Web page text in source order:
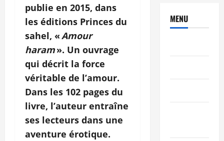
publie en 2015, dans
les éditions Princes du
sahel, «Amour
haram». Un ouvrage
qui décrit la force
véritable de l’amour.
Dans les 102 pages du
livre, l’auteur entraîne
ses lecteurs dans une
aventure érotique.
MENU